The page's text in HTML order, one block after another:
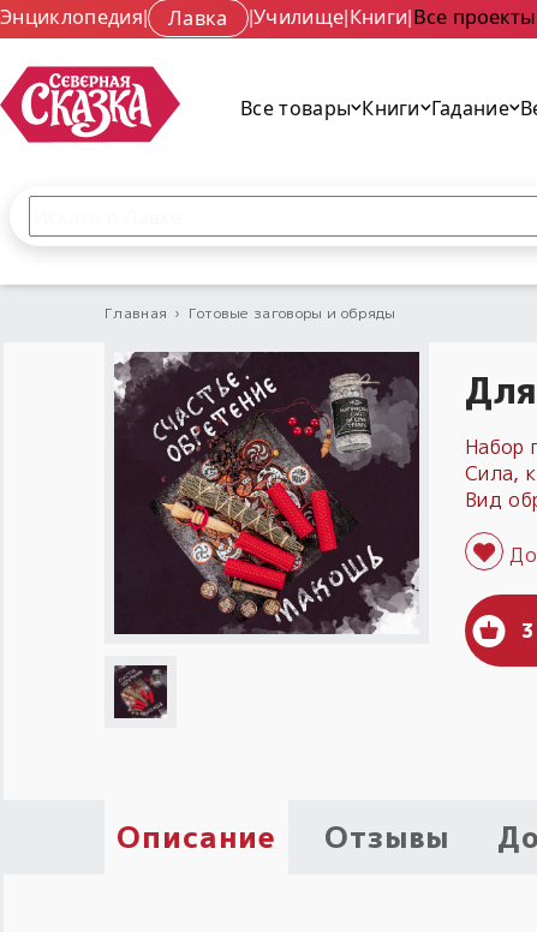
Энциклопедия| Лавка |Училище|Книги|Все проекты
Все товары Книги Гадание
Главная › Готовые заговоры и обряды
Набор
Сила,
Вид
Описание Отзывы